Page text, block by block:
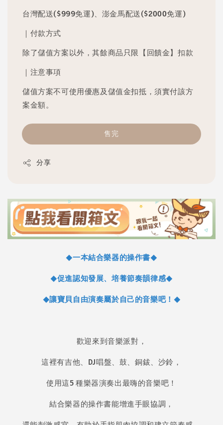
台灣配送($999免運)、澎金馬配送($2000免運)
｜付款方式
除了儲值方案以外，其餘商品只限【回饋金】扣款
｜注意事項
儲值方案不可使用優惠及儲值金扣抵，須實付該方
案金額。
售完
分享
◆一本結合樂器的操作書◆
◆促進認知發展、培養節奏韻律感◆
◆讓寶貝自由演奏屬於自己的音樂吧！◆
歡迎來到音樂派對，
這裡有吉他、DJ唱盤、鼓、銅鈸、沙鈴，
使用這5 種樂器演奏出最嗨的音樂吧！
結合樂器的操作書能增進手眼協調，